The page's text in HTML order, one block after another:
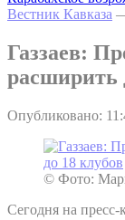
Вестник Кавказа
Газзаев:
расширить
Опубликовано:
© Фото:
Сегодня на